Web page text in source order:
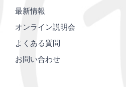
最新情報
オンライン説明会
よくある質問
お問い合わせ